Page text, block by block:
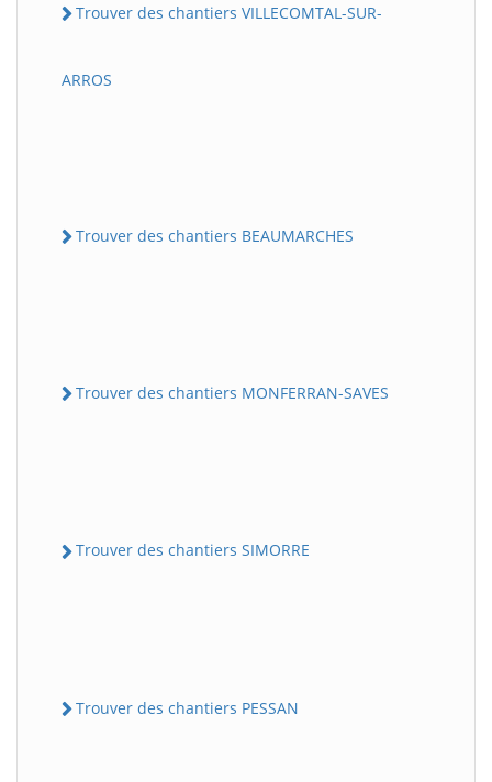
Trouver des chantiers VILLECOMTAL-SUR-
ARROS
Trouver des chantiers BEAUMARCHES
Trouver des chantiers MONFERRAN-SAVES
Trouver des chantiers SIMORRE
Trouver des chantiers PESSAN